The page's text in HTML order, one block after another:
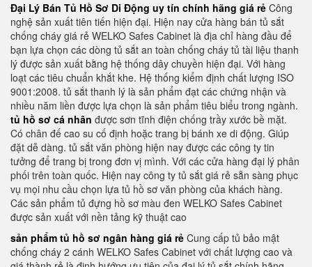
Đại Lý Bán Tủ Hồ Sơ Di Động uy tín chính hãng giá rẻ Công
nghệ sản xuất tiên tiến hiện đại. Hiện nay cửa hàng bán tủ sắt
chống cháy giá rẻ WELKO Safes Cabinet là địa chỉ hàng đầu để
bạn lựa chọn các dòng tủ sắt an toàn chống cháy tủ tài liệu thanh
lý được sản xuất bằng hệ thống dây chuyền hiện đại. Với hàng
loạt các tiêu chuẩn khắt khe. Hệ thống kiểm định chất lượng ISO
9001:2008. tủ sắt thanh lý là sản phẩm đạt các chứng nhận và
nhiều năm liền được lựa chọn là sản phẩm tiêu biểu trong ngành.
tủ hồ sơ cá nhân được sơn tĩnh điện chống trầy xước bề mặt.
Có chân đế cao su cố định hoặc trang bị bánh xe di động. Giúp
đặt dễ dàng. tủ sắt văn phòng hiện nay được các công ty tin
tưởng để trang bị trong đơn vị mình. Với các cửa hàng đại lý phân
phối trên toàn quốc. Hiện nay công ty tủ sắt giá rẻ sẵn sàng phục
vụ mọi nhu cầu chọn lựa tủ hồ sơ văn phòng của khách hàng.
Các sản phẩm tủ đựng hồ sơ màu đen WELKO Safes Cabinet
được sản xuất với nền tảng kỹ thuật cao
sản phẩm tủ hồ sơ ngân hàng giá rẻ Cung cấp tủ bảo mật
chống cháy 2 cánh WELKO Safes Cabinet với chất lượng cao và